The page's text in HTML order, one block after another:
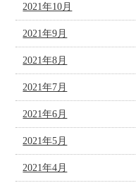
2021年10月
2021年9月
2021年8月
2021年7月
2021年6月
2021年5月
2021年4月